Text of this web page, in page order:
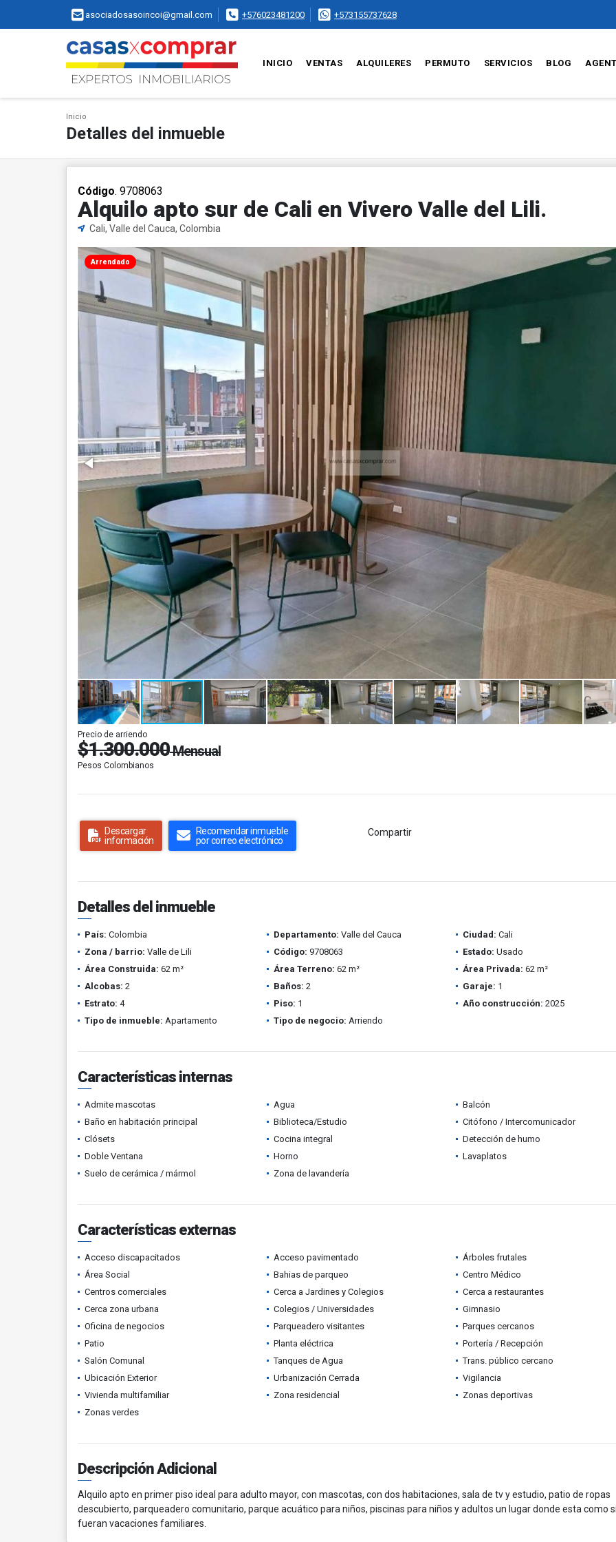
asociadosasoincoi@gmail.com +576023481200 +573155737628
INICIO VENTAS ALQUILERES PERMUTO SERVICIOS BLOG
Inicio
Detalles del inmueble
Código. 9708063
Alquilo apto sur de Cali en Vivero Valle del Lili.
Cali, Valle del Cauca, Colombia
Arrendado
Precio de arriendo
$1.300.000Mensual
Pesos Colombianos
Descargar
información
Recomendar inmueble
por correo electrónico
Compartir
Detalles del inmueble
País: Colombia Departamento: Valle del Cauca Ciudad: Cali
Zona / barrio: Valle de Lili Código: 9708063 Estado: Usado
Área Construida: 62 m² Área Terreno: 62 m² Área Privada: 62 m²
Alcobas: 2 Baños: 2 Garaje: 1
Estrato: 4 Piso: 1 Año construcción: 2025
Tipo de inmueble: Apartamento Tipo de negocio: Arriendo
Características internas
Admite mascotas Agua
Balcón
Baño en habitación principal
Biblioteca/Estudio
Citófono / Intercomunicador
Clósets
Cocina integral
Detección de humo
Doble Ventana
Horno
Lavaplatos
Suelo de cerámica / mármol
Zona de lavandería
Características externas
Acceso discapacitados Acceso pavimentado
Árboles frutales
Área Social
Bahias de parqueo
Centro Médico
Centros comerciales
Cerca a Jardines y Colegios
Cerca a restaurantes
Cerca zona urbana
Colegios / Universidades
Gimnasio
Oficina de negocios
Parqueadero visitantes
Parques cercanos
Patio
Planta eléctrica
Portería / Recepción
Salón Comunal
Tanques de Agua
Trans. público cercano
Ubicación Exterior
Urbanización Cerrada
Vigilancia
Vivienda multifamiliar
Zona residencial
Zonas deportivas
Zonas verdes
Descripción Adicional
Alquilo apto en primer piso ideal para adulto mayor, con mascotas, con dos habitaciones, sala de tv y estudio, patio de ropas
descubierto, parqueadero comunitario, parque acuático para niños, piscinas para niños y adultos un lugar donde esta como
fueran vacaciones familiares.